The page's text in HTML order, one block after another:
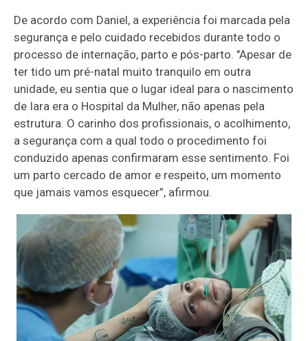
De acordo com Daniel, a experiência foi marcada pela
segurança e pelo cuidado recebidos durante todo o
processo de internação, parto e pós-parto. "Apesar de
ter tido um pré-natal muito tranquilo em outra
unidade, eu sentia que o lugar ideal para o nascimento
de Iara era o Hospital da Mulher, não apenas pela
estrutura. O carinho dos profissionais, o acolhimento,
a segurança com a qual todo o procedimento foi
conduzido apenas confirmaram esse sentimento. Foi
um parto cercado de amor e respeito, um momento
que jamais vamos esquecer”, afirmou.